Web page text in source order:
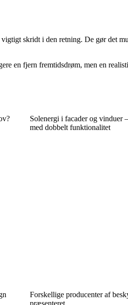
skridt i den retning. De gør det
en fjern fremtidsdrøm, men en
Solenergi i facader og vinduer
med dobbelt funktionalitet
Forskellige producenter af
præsenteret